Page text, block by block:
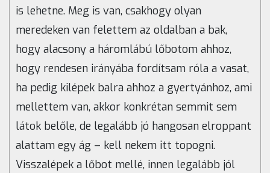
is lehetne. Meg is van, csakhogy olyan
meredeken van felettem az oldalban a bak,
hogy alacsony a háromlábú lőbotom ahhoz,
hogy rendesen irányába fordítsam róla a vasat,
ha pedig kilépek balra ahhoz a gyertyánhoz, ami
mellettem van, akkor konkrétan semmit sem
látok belőle, de legalább jó hangosan elroppant
alattam egy ág – kell nekem itt topogni.
Visszalépek a lőbot mellé, innen legalább jól